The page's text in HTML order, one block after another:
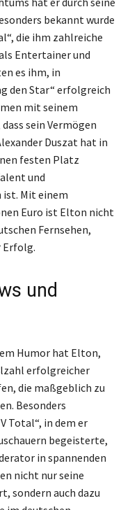
bekannt wurde
die ihm zahlreiche
Entertainer und
es ihm, in
den Star“ erfolgreich
mit seinem
sein Vermögen
Duszat hat in
festen Platz
und
Mit einem
Euro ist Elton nicht
Fernsehen,
Erfolg.
und
Humor hat Elton,
erfolgreicher
die maßgeblich zu
Besonders
Total“, in dem er
begeisterte,
in spannenden
nicht nur seine
sondern auch dazu